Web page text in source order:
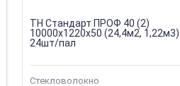
ТН Стандарт ПРОФ 40 (2)
10000х1220х50 (24,4м2, 1,22м3)
24шт/пал
Стекловолокно